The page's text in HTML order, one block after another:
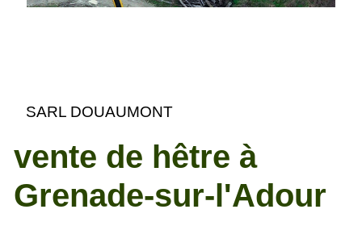
SARL DOUAUMONT
vente de hêtre à
Grenade-sur-l'Adour